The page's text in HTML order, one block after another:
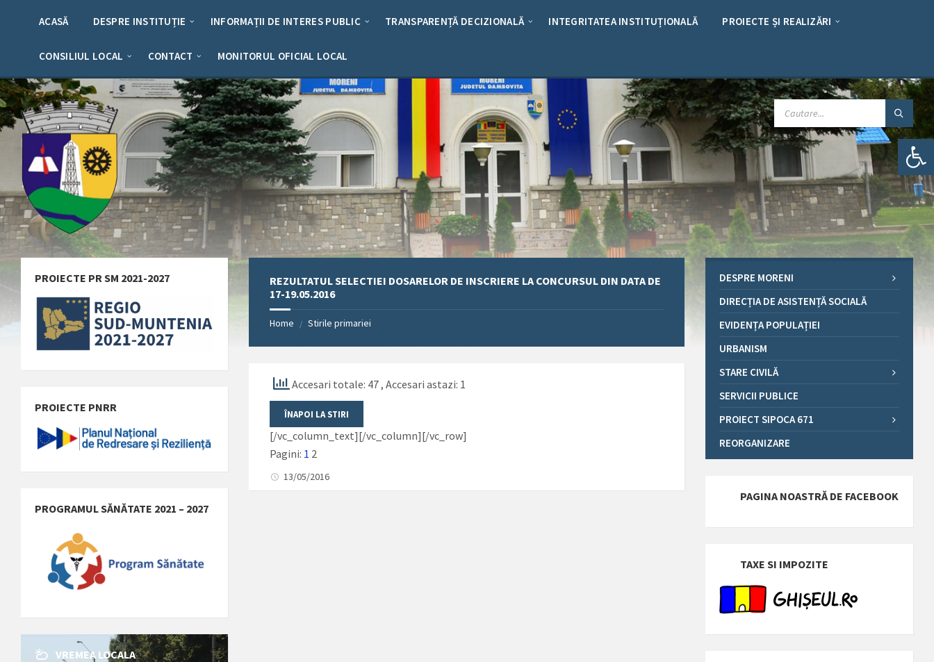
Deschide bara de unelte
ACASĂ DESPRE INSTITUȚIE INFORMAȚII DE INTERES PUBLIC TRANSPARENȚĂ DECIZIONALĂ INTEGRITATEA INSTITUȚIONALĂ PROIECTE ȘI REALIZĂRI
CONSILIUL LOCAL CONTACT MONITORUL OFICIAL LOCAL
CAUTARE:
REZULTATUL SELECTIEI DOSARELOR DE INSCRIERE LA CONCURSUL DIN DATA DE
17-19.05.2016
Home / Stirile primariei
Accesari totale: 47, Accesari astazi: 1
[/vc_column_text][/vc_column][/vc_row]
Pagini: 1 2
13/05/2016
PROIECTE PR SM 2021-2027
PROIECTE PNRR
PROGRAMUL SĂNĂTATE 2021 – 2027
VREMEA LOCALA
DESPRE MORENI
DIRECȚIA DE ASISTENȚĂ SOCIALĂ
EVIDENȚA POPULAȚIEI
URBANISM
STARE CIVILĂ
SERVICII PUBLICE
PROIECT SIPOCA 671
REORGANIZARE
PAGINA NOASTRĂ DE FACEBOOK
TAXE SI IMPOZITE